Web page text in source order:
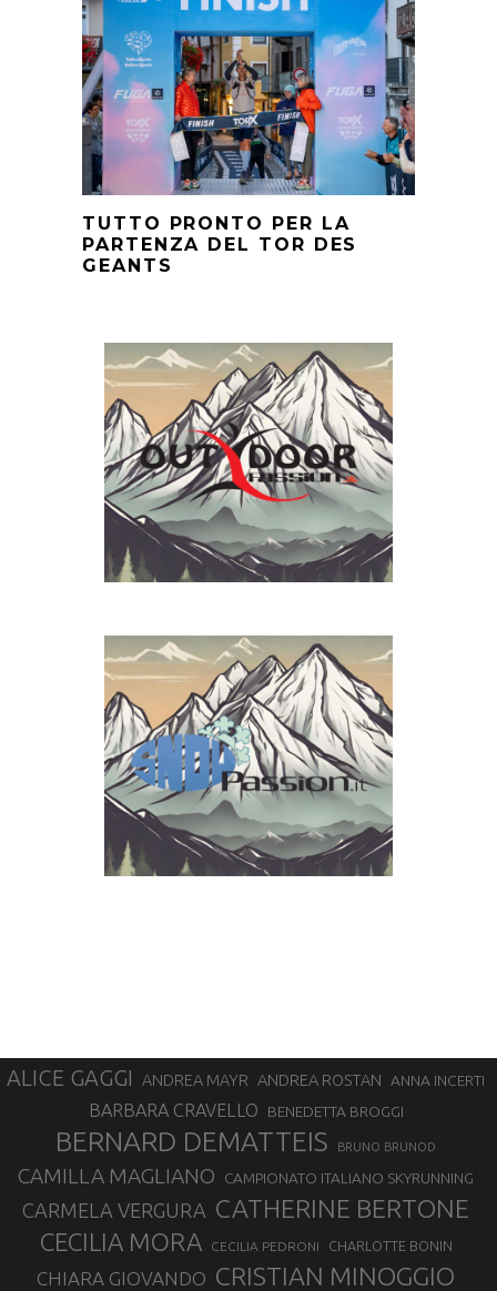
TUTTO PRONTO PER LA
PARTENZA DEL TOR DES
GEANTS
ALICE GAGGI ANDREA MAYR ANDREA ROSTAN ANNA INCERTI
BARBARA CRAVELLO BENEDETTA BROGGI
BERNARD DEMATTEIS BRUNO BRUNOD
CAMILLA MAGLIANO CAMPIONATO ITALIANO SKYRUNNING
CARMELA VERGURA CATHERINE BERTONE
CECILIA MORA CECILIA PEDRONI CHARLOTTE BONIN
CHIARA GIOVANDO CRISTIAN MINOGGIO